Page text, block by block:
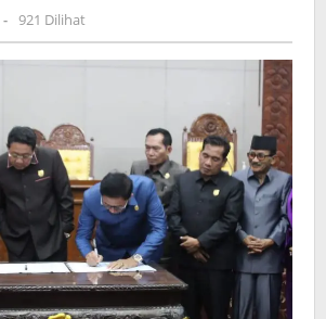
Narkotika
oleh
Redaksi
Harapan
- 921 Dilihat